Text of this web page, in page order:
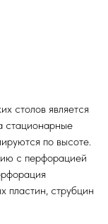
столов является
стационарные
по высоте.
с перфорацией
пластин, струбцин